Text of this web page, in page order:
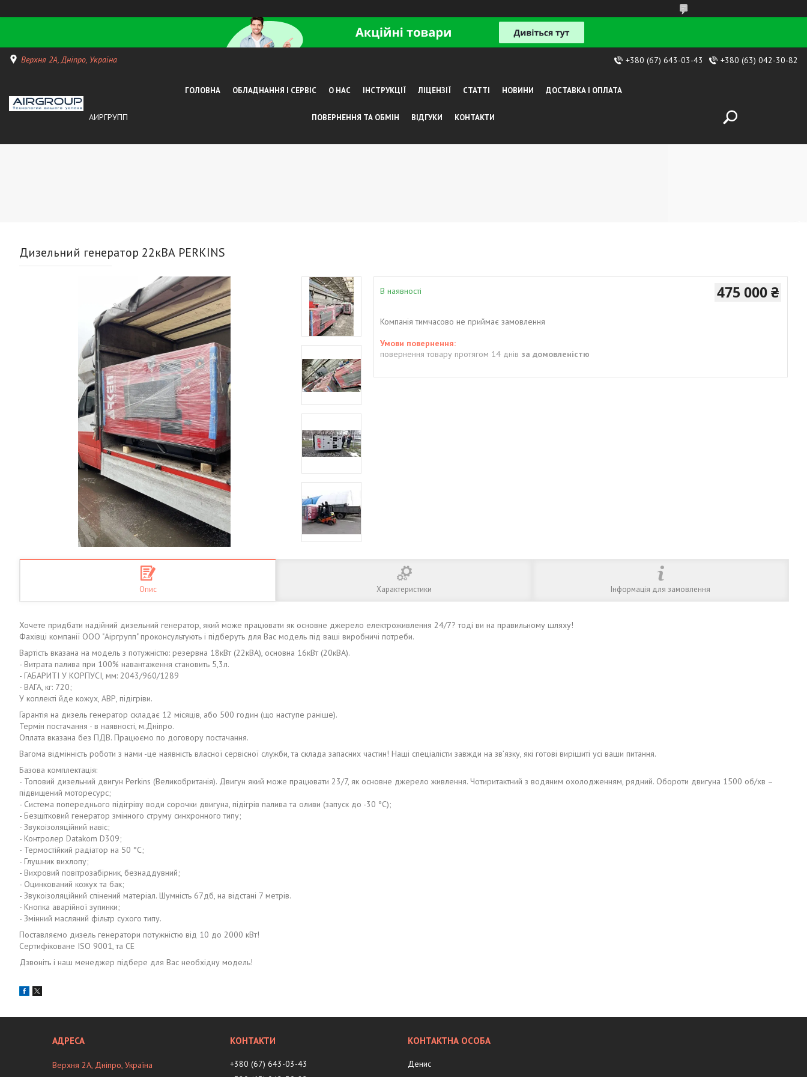
Верхня 2А, Дніпро, Україна +380 (67) 643-03-43 +380 (63) 042-30-82
АИРГРУПП
ГОЛОВНА ОБЛАДНАННЯ І СЕРВІС О НАС ІНСТРУКЦІЇ ЛІЦЕНЗІЇ СТАТТІ НОВИНИ ДОСТАВКА І ОПЛАТА
ПОВЕРНЕННЯ ТА ОБМІН ВІДГУКИ КОНТАКТИ
Дизельний генератор 22кВА PERKINS
В наявності 475 000 ₴
Компанія тимчасово не приймає замовлення
повернення товару протягом 14 днів за домовленістю
Опис Характеристики Інформація для замовлення
Хочете придбати надійний дизельний генератор, який може працювати як основне джерело електроживлення 24/7? тоді ви на правильному шляху!
Фахівці компанії ООО "Аіргрупп" проконсультують і підберуть для Вас модель під ваші виробничі потреби.
Вартість вказана на модель з потужністю: резервна 18кВт (22кВА), основна 16кВт (20кВА).
- Витрата палива при 100% навантаження становить 5,3л.
- ГАБАРИТІ У КОРПУСІ, мм: 2043/960/1289
- ВАГА, кг: 720;
У коплекті йде кожух, АВР, підігріви.
Гарантія на дизель генератор складає 12 місяців, або 500 годин (що наступе раніше).
Термін постачання - в наявності, м.Дніпро.
Оплата вказана без ПДВ. Працюємо по договору постачання.
Вагома відмінність роботи з нами -це наявність власної сервісної служби, та склада запасних частин! Наші спеціалісти завжди на зв’язку, які готові вирішиті усі ваши питання.
Базова комплектація:
- Топовий дизельний двигун Perkins (Великобританія). Двигун який може працювати 23/7, як основне джерело живлення. Чотиритактний з водяним охолодженням, рядний. Обороти двигуна 1500 об/хв –
підвищений моторесурс;
- Система попереднього підігріву води сорочки двигуна, підігрів палива та оливи (запуск до -30 ºС);
- Безщітковий генератор змінного струму синхронного типу;
- Звукоізоляційний навіс;
- Контролер Datakom D309;
- Термостійкий радіатор на 50 °C;
- Глушник вихлопу;
- Вихровий повітрозабірник, безнаддувний;
- Оцинкований кожух та бак;
- Звукоізоляційний спінений матеріал. Шумність 67дб, на відстані 7 метрів.
- Кнопка аварійної зупинки;
- Змінний масляний фільтр сухого типу.
Поставляємо дизель генератори потужністю від 10 до 2000 кВт!
Сертифіковане ISO 9001, та CE
Дзвоніть і наш менеджер підбере для Вас необхідну модель!
Верхня 2А, Дніпро, Україна
+380 (67) 643-03-43
Денис